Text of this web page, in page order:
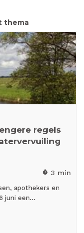
thema
regels
timer 3 min
apothekers en
juni een…